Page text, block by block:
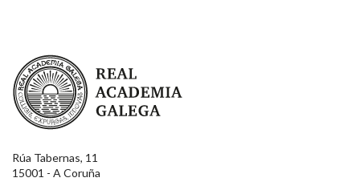
Real Academia Galega
Rúa Tabernas, 11
15001 - A Coruña